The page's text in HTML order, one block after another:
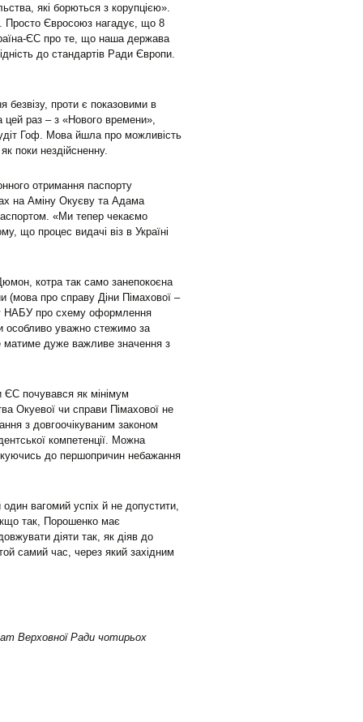
які борються з корупцією».
Просто Євросоюз нагадує, що 8
ЄС про те, що наша держава
до стандартів Ради Європи.
проти є показовими в
цей раз – з «Нового времени»,
Гоф. Мова йшла про можливість
поки нездійсненну.
отримання паспорту
на Аміну Окуєву та Адама
«Ми тепер чекаємо
що процес видачі віз в Україні
котра так само занепокоєна
(мова про справу Діни Пімахової –
НАБУ про схему оформлення
особливо уважно стежимо за
матиме дуже важливе значення з
ЄС почувався як мінімум
Окуевої чи справи Пімахової не
з довгоочікуваним законом
компетенції. Можна
до першопричин небажання
вагомий успіх й не допустити,
так, Порошенко має
діяти так, як діяв до
самий час, через який західним
Верховної Ради чотирьох